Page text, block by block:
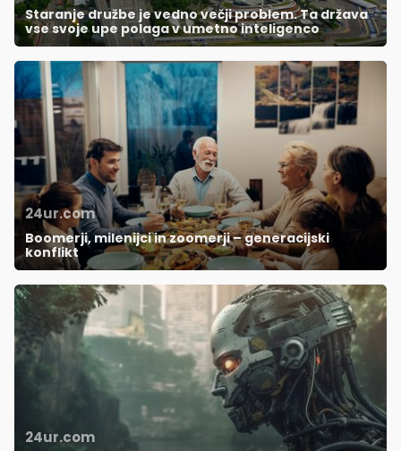
Staranje družbe je vedno večji problem. Ta država
vse svoje upe polaga v umetno inteligenco
24ur.com
Boomerji, milenijci in zoomerji – generacijski
konflikt
24ur.com